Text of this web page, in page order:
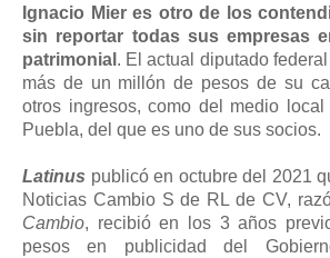
Ignacio Mier es otro de los
sin reportar todas sus empresas
patrimonial . El actual diputado
más de un millón de pesos de su
otros ingresos, como del medio local
Puebla, del que es uno de sus socios.
Latinus publicó en octubre del 2021
Noticias Cambio S de RL de CV,
Cambio, recibió en los 3 años
pesos en publicidad del